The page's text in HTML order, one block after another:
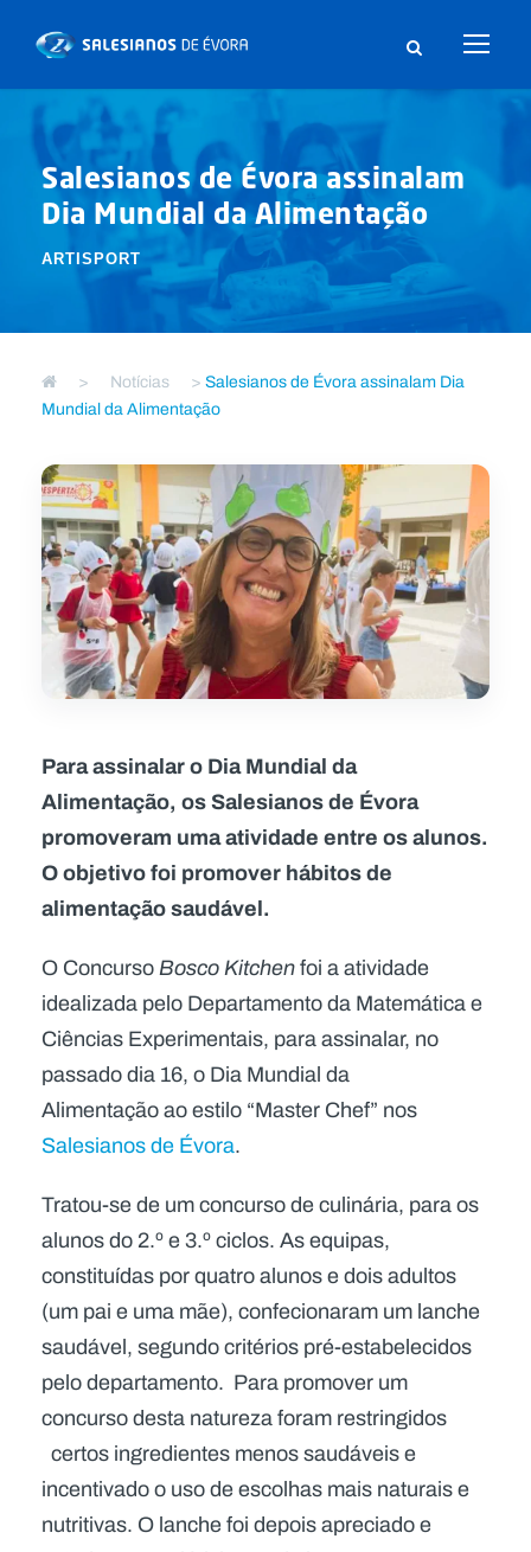
Salesianos de Évora assinalam
Dia Mundial da Alimentação
ARTISPORT
> Notícias >Salesianos de Évora assinalam Dia
Mundial da Alimentação
Para assinalar o Dia Mundial da
Alimentação, os Salesianos de Évora
promoveram uma atividade entre os alunos.
O objetivo foi promover hábitos de
alimentação saudável.
O ConcursoBosco Kitchenfoi a atividade
idealizada pelo Departamento da Matemática e
Ciências Experimentais, para assinalar, no
passado dia 16, o Dia Mundial da
Alimentação ao estilo “Master Chef” nos
Salesianos de Évora.
Tratou-se de um concurso de culinária, para os
alunos do 2.º e 3.º ciclos. As equipas,
constituídas por quatro alunos e dois adultos
(um pai e uma mãe), confecionaram um lanche
saudável, segundo critérios pré-estabelecidos
pelo departamento. Para promover um
concurso desta natureza foram restringidos
certos ingredientes menos saudáveis e
incentivado o uso de escolhas mais naturais e
nutritivas. O lanche foi depois apreciado e